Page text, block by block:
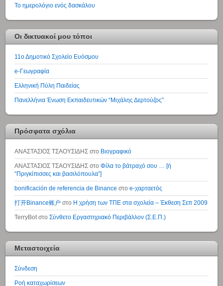
Το ημερολόγιο ενός δασκάλου
Οι δικτυακοί μου τόποι
11ο Δημοτικό Σχολείο Ευόσμου
e-Γεωγραφία
Ελληνική Πύλη Παιδείας
Πανελλήνια Ένωση Εκπαιδευτικών “Μιχάλης Δερτούζος”
Πρόσφατα σχόλια
ΑΝΑΣΤΑΣΙΟΣ ΤΣΑΟΥΣΙΔΗΣ στο Βιογραφικό
ΑΝΑΣΤΑΣΙΟΣ ΤΣΑΟΥΣΙΔΗΣ στοΦίλα το βάτραχό σου … [ή
“Πριγκίπισσες και βασιλόπουλα”]
bonificación de referencia de Binance στοe-χαρταετός
打开Binance账户 στο Η χρήση των ΤΠΕ στα σχολεία – Έκθεση Σεπ 2009
TerryBot στοΣύνθετο Εργαστηριακό Περιβάλλον (Σ.Ε.Π.)
Μεταστοιχεία
Σύνδεση
Ροή καταχωρίσεων